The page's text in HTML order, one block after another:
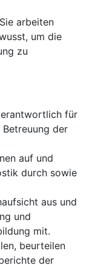
Sie arbeiten
um die
zu
für
der
auf und
durch sowie
aus und
und
mit.
beurteilen
der